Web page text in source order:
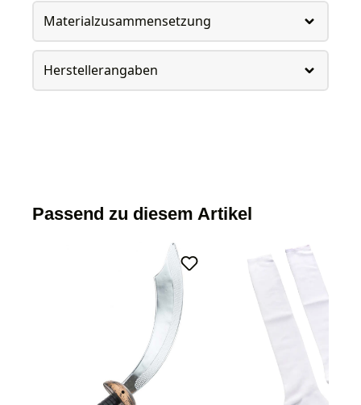
Materialzusammensetzung
Herstellerangaben
Passend zu diesem Artikel